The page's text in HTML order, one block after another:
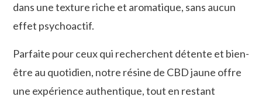
dans une texture riche et aromatique, sans aucun
effet psychoactif.
Parfaite pour ceux qui recherchent détente et bien-
être au quotidien, notre résine de CBD jaune offre
une expérience authentique, tout en restant